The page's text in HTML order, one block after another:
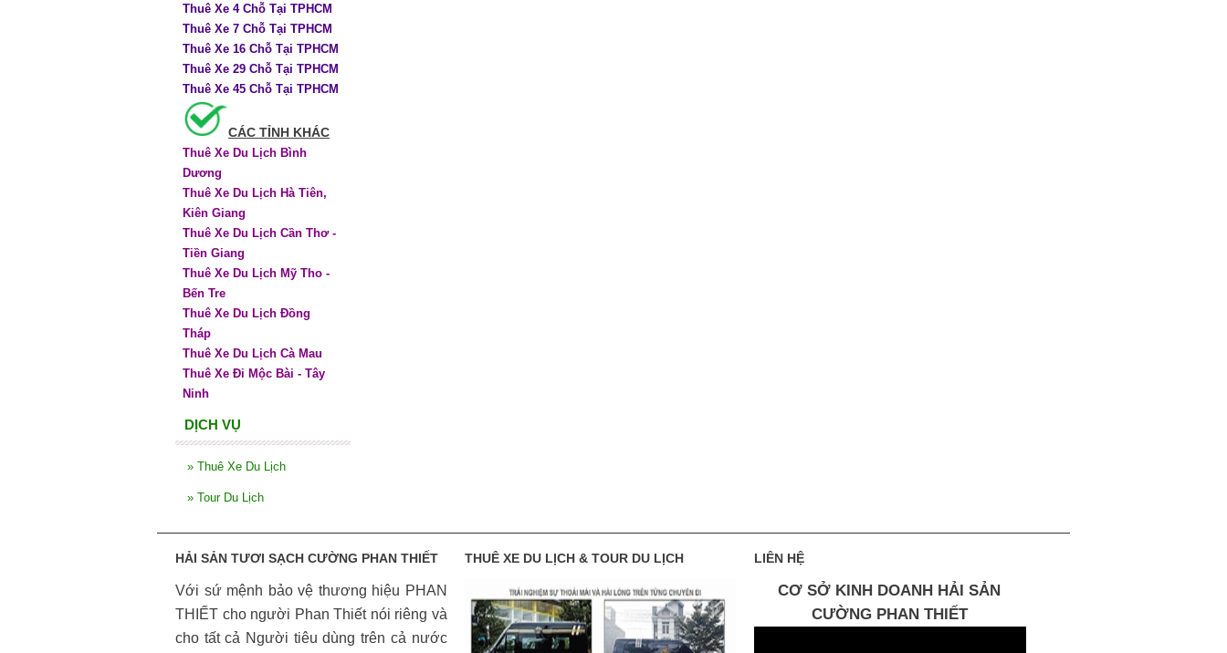
Thuê Xe 4 Chỗ Tại TPHCM
Thuê Xe 7 Chỗ Tại TPHCM
Thuê Xe 16 Chỗ Tại TPHCM
Thuê Xe 29 Chỗ Tại TPHCM
Thuê Xe 45 Chỗ Tại TPHCM
CÁC TỈNH KHÁC
Thuê Xe Du Lịch Bình
Dương
Thuê Xe Du Lịch Hà Tiên,
Kiên Giang
Thuê Xe Du Lịch Cần Thơ -
Tiền Giang
Thuê Xe Du Lịch Mỹ Tho -
Bến Tre
Thuê Xe Du Lịch Đồng
Tháp
Thuê Xe Du Lịch Cà Mau
Thuê Xe Đi Mộc Bài - Tây
Ninh
DỊCH VỤ
» Thuê Xe Du Lịch
» Tour Du Lịch
HẢI SẢN TƯƠI SẠCH CƯỜNG PHAN THIẾT
Với sứ mệnh bảo vệ thương hiệu PHAN
THIẾT cho người Phan Thiết nói riêng và
cho tất cả Người tiêu dùng trên cả nước
THUÊ XE DU LỊCH & TOUR DU LỊCH LIÊN HỆ
CƠ SỞ KINH DOANH HẢI SẢN
CƯỜNG PHAN THIẾT